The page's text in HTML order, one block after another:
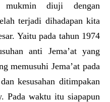
mukmin diuji dengan
terjadi dihadapan kita
Yaitu pada tahun 1974
anti Jema’at yang
memusuhi Jema’at pada
kesusahan ditimpakan
Pada waktu itu siapapun